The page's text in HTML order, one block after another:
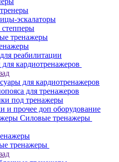
эскалаторы
тренажеры
реабилитации
кардиотренажеров
для кардиотренажеров
для тренажеров
под тренажеры
и прочее доп оборудование
Силовые тренажеры
тренажеры